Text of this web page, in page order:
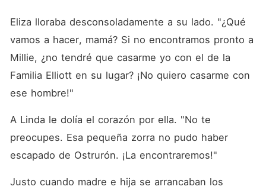
Eliza lloraba desconsoladamente a su lado. "¿Qué
vamos a hacer, mamá? Si no encontramos pronto a
Millie, ¿no tendré que casarme yo con el de la
Familia Elliott en su lugar? ¡No quiero casarme con
ese hombre!"
A Linda le dolía el corazón por ella. "No te
preocupes. Esa pequeña zorra no pudo haber
escapado de Ostrurón. ¡La encontraremos!"
Justo cuando madre e hija se arrancaban los